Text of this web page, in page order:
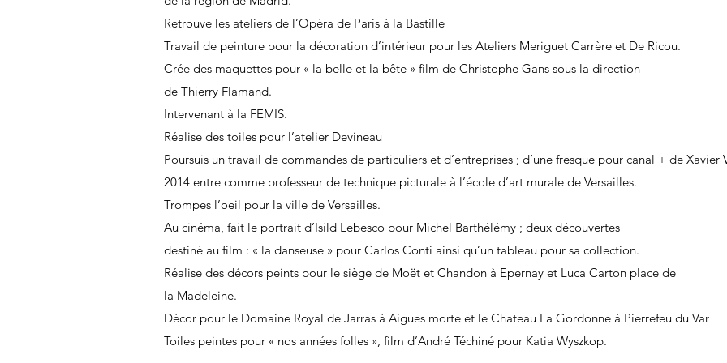
Retrouve les ateliers de l’Opéra de Paris à la Bastille
Travail de peinture pour la décoration d’intérieur pour les Ateliers Meriguet Carrère et De Ricou.
Crée des maquettes pour « la belle et la bête » film de Christophe Gans sous la direction
de Thierry Flamand.
Intervenant à la FEMIS.
Réalise des toiles pour l’atelier Devineau
Poursuis un travail de commandes de particuliers et d’entreprises ; d’une fresque pour canal + de Xavier
2014 entre comme professeur de technique picturale à l’école d’art murale de Versailles.
Trompes l’oeil pour la ville de Versailles.
Au cinéma, fait le portrait d’Isild Lebesco pour Michel Barthélémy ; deux découvertes
destiné au film : « la danseuse » pour Carlos Conti ainsi qu’un tableau pour sa collection.
Réalise des décors peints pour le siège de Moët et Chandon à Epernay et Luca Carton place de
la Madeleine.
Décor pour le Domaine Royal de Jarras à Aigues morte et le Chateau La Gordonne à Pierrefeu du Var
Toiles peintes pour « nos années folles », film d’André Téchiné pour Katia Wyszkop.